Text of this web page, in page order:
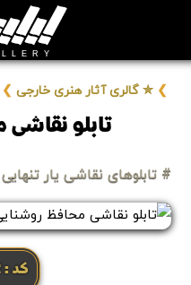
❯ ✮ گالری آثار هنری خارجی ❯
تابلو
# تابلوهای نقاشی یار
کد: 26402